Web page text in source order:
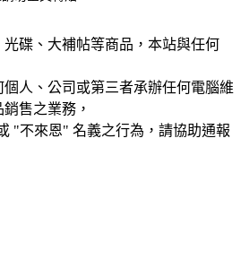
碟、大補帖等商品，本站與任何
人、公司或第三者承辦任何電腦維
售之業務，
"不來恩" 名義之行為，請協助通報